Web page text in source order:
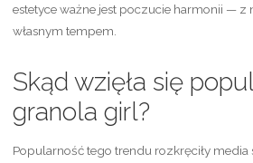
estetyce ważne jest poczucie harmonii — z
własnym tempem.
Skąd wzięła się
granola girl?
Popularność tego trendu rozkręciły media